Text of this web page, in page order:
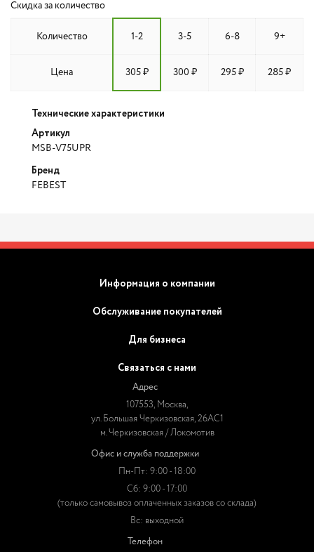
Скидка за количество
Количество 1-2 3-5 6-8 9+
Цена 305 ₽ 300 ₽ 295 ₽ 285 ₽
Технические характеристики
Артикул
MSB-V75UPR
Бренд
FEBEST
Информация о компании
Обслуживание покупателей
Для бизнеса
Связаться с нами
Адрес
107553, Москва,
ул. Большая Черкизовская, 26АС1
м. Черкизовская / Локомотив
Офис и служба поддержки
Пн-Пт: 9:00 - 18:00
Сб: 9:00 - 17:00
(только самовывоз оплаченных заказов со склада)
Вс: выходной
Телефон